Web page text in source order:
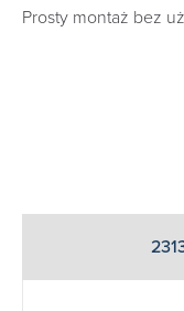
Prosty montaż bez